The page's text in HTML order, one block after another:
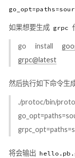
如果想要生成 grpc
go install
grpc@latest
然后执行如下命令生成
./protoc/
将会输出